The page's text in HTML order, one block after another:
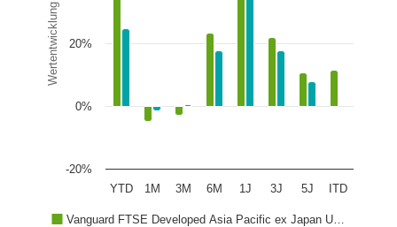
Wertentwicklung
Vanguard FTSE Developed Asia Pacific ex Japan U…
YTD 1M 3M 6M 1J 3J 5J ITD
-20%
0%
20%